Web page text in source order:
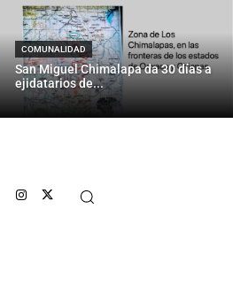
COMUNALIDAD
San Miguel Chimalapa da 30 días a
ejidatarios de...